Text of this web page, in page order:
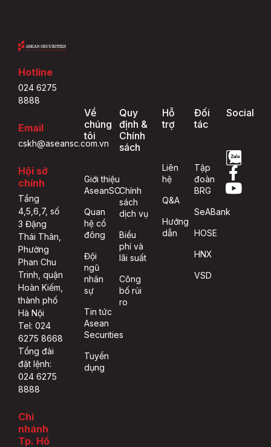
Hotline
024 6275
8888
Email
cskh@aseansc.com.vn
Hội sở
chính
Tầng
4,5,6,7, số
3 Đặng
Thái Thân,
Phường
Phan Chu
Trinh, quận
Hoàn Kiếm,
thành phố
Hà Nội
Tel: 024
6275 8668
Tổng đài
đặt lệnh:
024 6275
8888
Chi
nhánh
Tp. Hồ
Về
chúng
tôi
Giới thiệu
AseanSC
Quan
hệ cổ
đông
Đội
ngũ
nhân
sự
Tin tức
Asean
Securities
Tuyển
dụng
Quy
định &
Chính
sách
Chính
sách
dịch vụ
Biểu
phí và
lãi suất
Công
bố rủi
ro
Hỗ
trợ
Liên
hệ
Q&A
Hướng
dẫn
Đối
tác
Tập
đoàn
BRG
SeABank
HOSE
HNX
VSD
Social